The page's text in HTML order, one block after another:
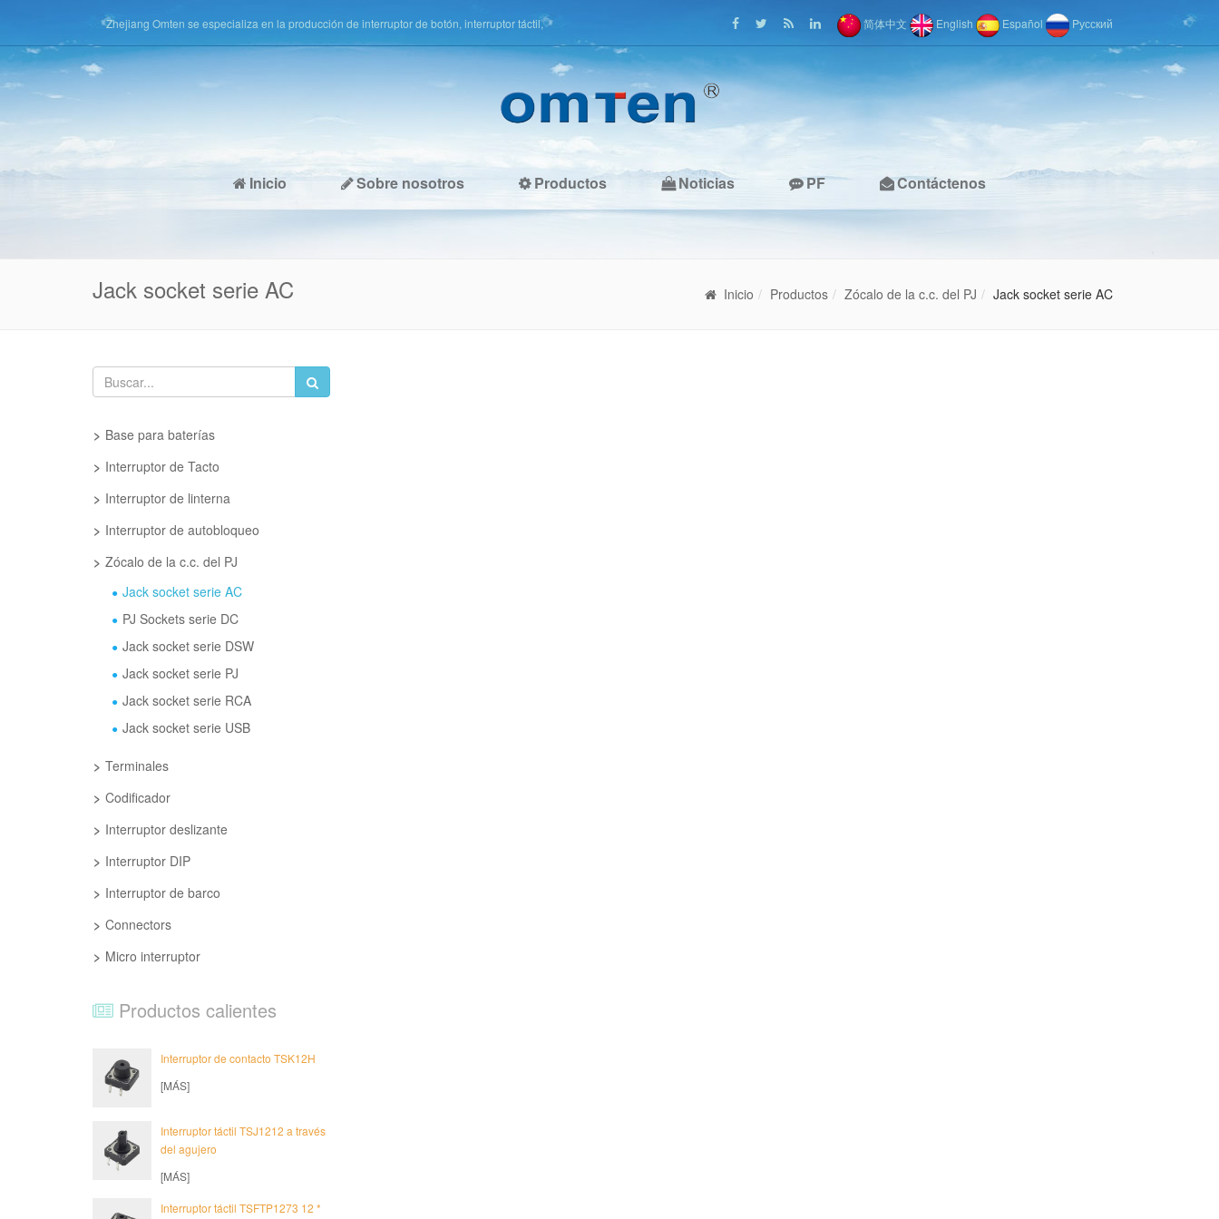
Zhejiang Omten se especializa en la producción de interruptor de botón, interruptor táctil, 简体中文 English Español Pусский
Inicio Sobre nosotros Productos Noticias PF Contáctenos
Jack socket serie AC Inicio Productos Zócalo de la c.c. del PJ Jack socket serie AC
Base para baterías
Interruptor de Tacto
Interruptor de linterna
Interruptor de autobloqueo
Zócalo de la c.c. del PJ
Jack socket serie AC
PJ Sockets serie DC
Jack socket serie DSW
Jack socket serie PJ
Jack socket serie RCA
Jack socket serie USB
Terminales
Codificador
Interruptor deslizante
Interruptor DIP
Interruptor de barco
Connectors
Micro interruptor
Productos calientes
Interruptor de contacto TSK12H
[MÁS]
Interruptor táctil TSJ1212 a través
del agujero
[MÁS]
Interruptor táctil TSFTP1273 12 *